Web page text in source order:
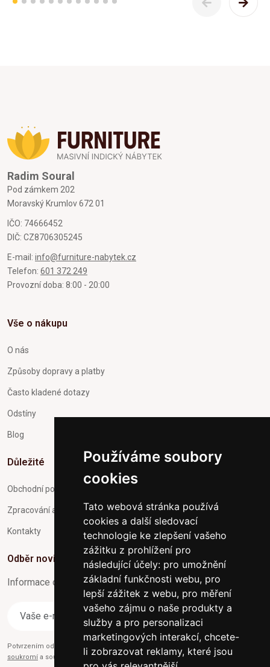
Používáme soubory
cookies
Tato webová stránka používá
cookies a další sledovací
technologie ke zlepšení vašeho
zážitku z prohlížení pro
následující účely: pro umožnění
základní funkčnosti webu, pro
lepší zážitek z webu, pro měření
vašeho zájmu o naše produkty a
služby a pro personalizaci
marketingových interakcí, chcete-
li zobrazovat reklamy, které jsou
Radim Soural
Pod zámkem 202
Moravský Krumlov 672 01
IČO: 74666452
DIČ: CZ8706305245
E-mail: info@furniture-nabytek.cz
Telefon: 601 372 249
Provozní doba: 8:00 - 20:00
Vše o nákupu
O nás
Způsoby dopravy a platby
Často kladené dotazy
Odstíny
Blog
Důležité
Obchodní podmínky
Zpracování a ochrana osobních údajů
Kontakty
Odběr novinek
Informace o Novinkách a užitečné rady max. 1x za týden
Odebírat
Potvrzením odběru současně souhlasíte s našimi podmínkami o
soukromí a současně nám udělujete souhlas se zasíláním obchodních e-mailů.